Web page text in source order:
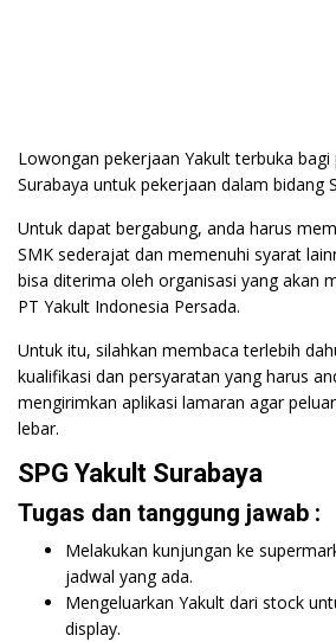
Lowongan pekerjaan Yakult terbuka bagi
Surabaya untuk pekerjaan dalam bidang
Untuk dapat bergabung, anda harus
SMK sederajat dan memenuhi syarat
bisa diterima oleh organisasi yang akan
PT Yakult Indonesia Persada.
Untuk itu, silahkan membaca terlebih
kualifikasi dan persyaratan yang harus
mengirimkan aplikasi lamaran agar
lebar.
SPG Yakult Surabaya
Tugas dan tanggung jawab :
Melakukan kunjungan ke
jadwal yang ada.
Mengeluarkan Yakult dari stock
display.